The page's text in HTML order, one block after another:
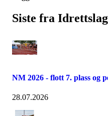
Siste fra
NM 2026 - flott 7. plass og
28.07.2026